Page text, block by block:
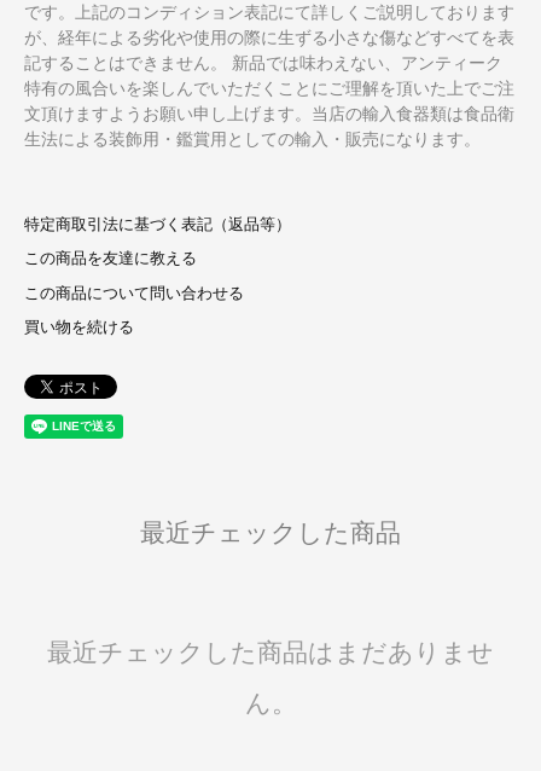
です。上記のコンディション表記にて詳しくご説明しております
が、経年による劣化や使用の際に生ずる小さな傷などすべてを表
記することはできません。 新品では味わえない、アンティーク
特有の風合いを楽しんでいただくことにご理解を頂いた上でご注
文頂けますようお願い申し上げます。当店の輸入食器類は食品衛
生法による装飾用・鑑賞用としての輸入・販売になります。
特定商取引法に基づく表記（返品等）
この商品を友達に教える
この商品について問い合わせる
買い物を続ける
最近チェックした商品
最近チェックした商品はまだありませ
ん。